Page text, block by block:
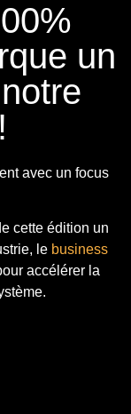
un
avec un focus
cette édition un
le business
accélérer la